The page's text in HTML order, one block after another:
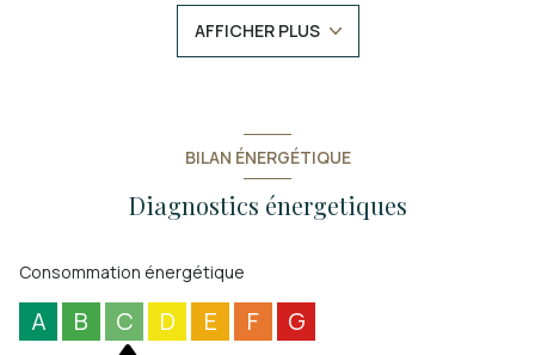
locales et indépendantes situées à Carcans et Maubuisson.
Agence adhérente FNAIM. Estimation offerte, réalisée par
rapport à des ventes récentes dans votre quartier,
Les informations sur les risques auxquels ce bien est exposé
AFFICHER PLUS
BILAN ÉNERGÉTIQUE
Diagnostics énergetiques
Consommation énergétique
A B C D E F G